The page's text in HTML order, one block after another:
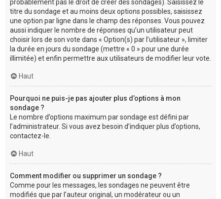
probablement pas le droit de créer des sondages). Saisissez le
titre du sondage et au moins deux options possibles, saisissez
une option par ligne dans le champ des réponses. Vous pouvez
aussi indiquer le nombre de réponses qu’un utilisateur peut
choisir lors de son vote dans « Option(s) par l’utilisateur », limiter
la durée en jours du sondage (mettre « 0 » pour une durée
illimitée) et enfin permettre aux utilisateurs de modifier leur vote.
Haut
Pourquoi ne puis-je pas ajouter plus d’options à mon
sondage ?
Le nombre d’options maximum par sondage est défini par
l’administrateur. Si vous avez besoin d’indiquer plus d’options,
contactez-le.
Haut
Comment modifier ou supprimer un sondage ?
Comme pour les messages, les sondages ne peuvent être
modifiés que par l’auteur original, un modérateur ou un